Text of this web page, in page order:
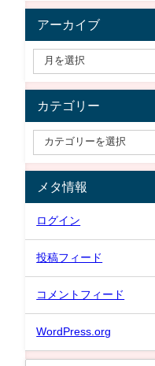
アーカイブ
カテゴリー
メタ情報
ログイン
投稿フィード
コメントフィード
WordPress.org